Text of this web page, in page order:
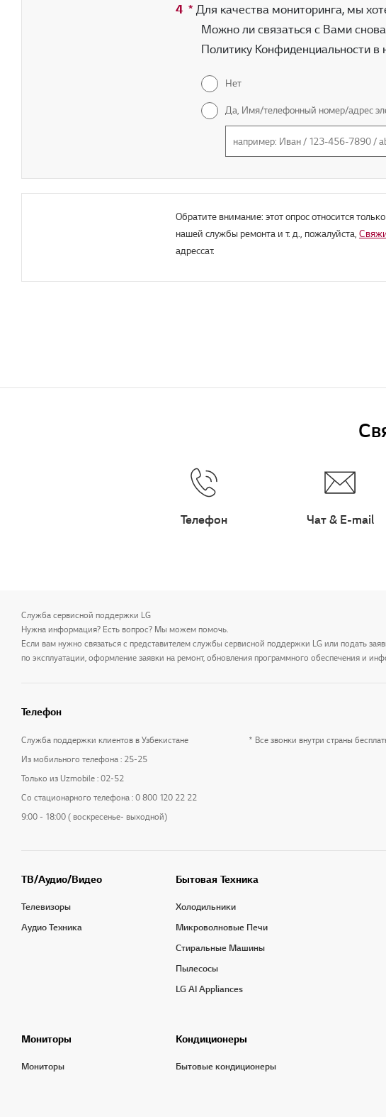
4 * Обязательное поле
Для качества мониторинга, мы
Можно ли связаться с Вами
Политику Конфиденциальности в
Нет
Да, Имя/телефонный номер/адрес
Обратите внимание: этот опрос относится
нашей службы ремонта и т. д., пожалуйста,
адрессат.
Телефон Чат & E-mail
Служба сервисной поддержки LG
Нужна информация? Есть вопрос? Мы можем помочь.
Если вам нужно связаться с представителем службы сервисной поддержки LG или подать
по эксплуатации, оформление заявки на ремонт, обновления программного обеспечения и
Телефон
Служба поддержки клиентов в Узбекистане
Из мобильного телефона : 25-25
Только из Uzmobile : 02-52
Со стационарного телефона : 0 800 120 22 22
9:00 - 18:00 ( воскресенье- выходной)
* Все звонки внутри страны
ТВ/Аудио/Видео
Телевизоры
Аудио Техника
Бытовая Техника
Холодильники
Микроволновые Печи
Стиральные Машины
Пылесосы
LG AI Appliances
Мониторы
Мониторы
Кондиционеры
Бытовые кондиционеры